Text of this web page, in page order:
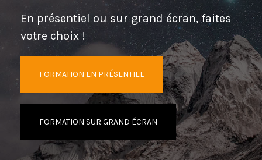
En présentiel ou sur grand écran, faites
votre choix !
FORMATION EN PRÉSENTIEL
FORMATION SUR GRAND ÉCRAN